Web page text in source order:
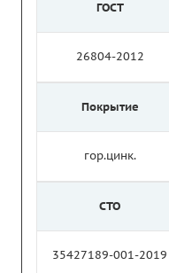
ГОСТ
26804-2012
Покрытие
гор.цинк.
СТО
35427189-001-2019